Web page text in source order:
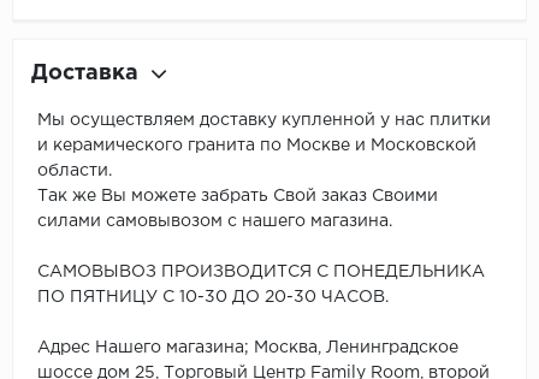
Доставка
Мы осуществляем доставку купленной у нас плитки
и керамического гранита по Москве и Московской
области.
Так же Вы можете забрать Свой заказ Своими
силами самовывозом с нашего магазина.
САМОВЫВОЗ ПРОИЗВОДИТСЯ С ПОНЕДЕЛЬНИКА
ПО ПЯТНИЦУ С 10-30 ДО 20-30 ЧАСОВ.
Адрес Нашего магазина; Москва, Ленинградское
шоссе дом 25, Торговый Центр Family Room, второй